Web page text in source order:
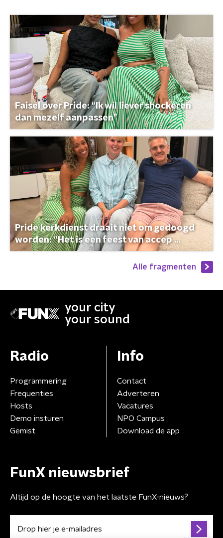
Faisel over Pride: “Ik wil liever shockeren
dan mezelf aanpassen”
Pride kerkdienst draait niet om gedoogd
worden: “Het is een feest van accep ...
Alle fragmenten
your city
your sound
Radio
Programmering
Frequenties
Hosts
Demo insturen
Gemist
Info
Contact
Adverteren
Vacatures
NPO Campus
Download de app
FunX nieuwsbrief
Altijd op de hoogte van het laatste FunX-nieuws?